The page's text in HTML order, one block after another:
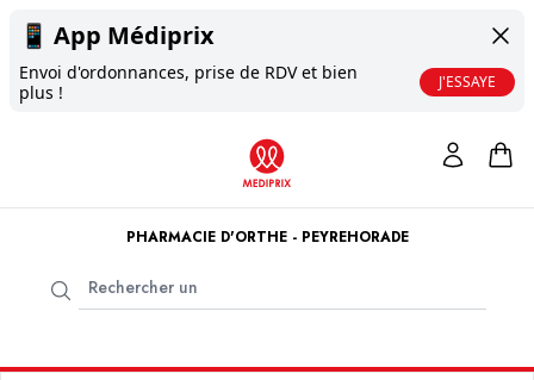
📱 App Médiprix
Envoi d'ordonnances, prise de RDV et bien
plus !
J'ESSAYE
PHARMACIE D'ORTHE - PEYREHORADE